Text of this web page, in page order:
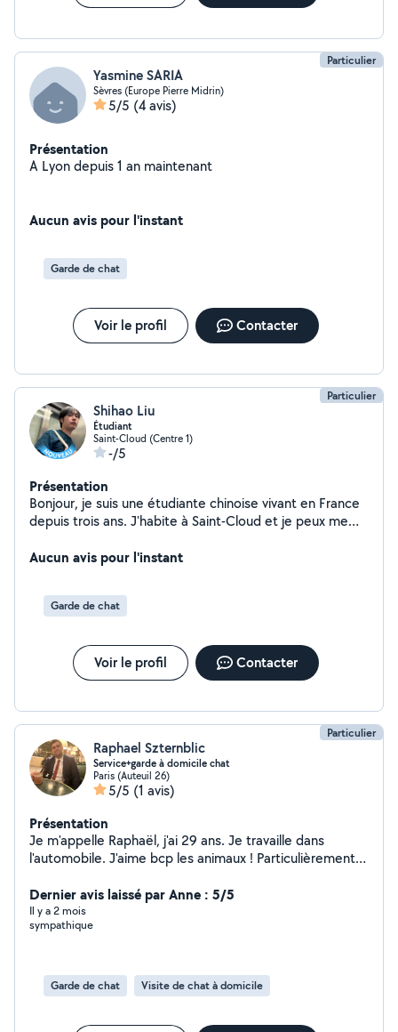
Particulier
Yasmine SARIA
Sèvres (Europe Pierre Midrin)
5/5 (4 avis)
Présentation
A Lyon depuis 1 an maintenant
Aucun avis pour l'instant
Garde de chat
Voir le profil Contacter
Particulier
Shihao Liu
Étudiant
Saint-Cloud (Centre 1)
-/5
Présentation
Bonjour, je suis une étudiante chinoise vivant en France
depuis trois ans. J'habite à Saint-Cloud et je peux me
ponctuelle, soigneuse et de confiance, je propose mon
rangement, courses, garde d'animaux et autres petits
services. Je travaille avec attention et je m'adapte à vos
Aucun avis pour l'instant
Garde de chat
Voir le profil Contacter
Particulier
Raphael Szternblic
Service+garde à domicile chat
Paris (Auteuil 26)
5/5 (1 avis)
Présentation
Je m'appelle Raphaël, j'ai 29 ans. Je travaille dans
l'automobile. J'aime bcp les animaux ! Particulièrement
Dernier avis laissé par Anne : 5/5
Il y a 2 mois
sympathique
Garde de chat Visite de chat à domicile